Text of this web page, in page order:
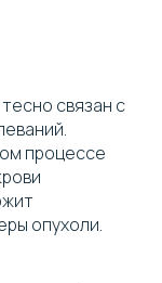
связан с
процессе
опухоли.